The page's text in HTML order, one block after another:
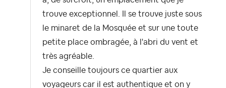
trouve exceptionnel. Il se trouve juste sous
le minaret de la Mosquée et sur une toute
petite place ombragée, à l'abri du vent et
très agréable.
Je conseille toujours ce quartier aux
voyageurs car il est authentique et on y